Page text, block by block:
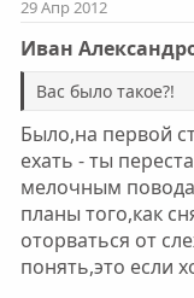
29 Апр 2012
Ивaн
Вaс было тaкоe?!
Было,на первой
ехать - ты
мелочным
планы того,как
оторваться от
понять,это если